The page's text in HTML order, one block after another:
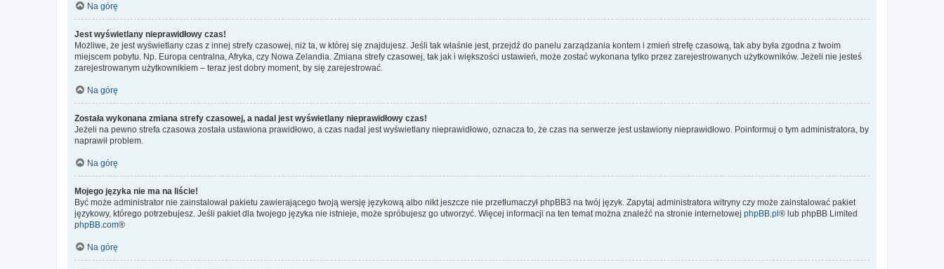
Na górę
Jest wyświetlany nieprawidłowy czas!
Możliwe, że jest wyświetlany czas z innej strefy czasowej, niż ta, w której się znajdujesz. Jeśli tak właśnie jest, przejdź do panelu zarządzania kontem i zmień strefę czasową, tak aby była zgodna z twoim
miejscem pobytu. Np. Europa centralna, Afryka, czy Nowa Zelandia. Zmiana strefy czasowej, tak jak i większości ustawień, może zostać wykonana tylko przez zarejestrowanych użytkowników. Jeżeli nie jesteś
zarejestrowanym użytkownikiem – teraz jest dobry moment, by się zarejestrować.
Na górę
Została wykonana zmiana strefy czasowej, a nadal jest wyświetlany nieprawidłowy czas!
Jeżeli na pewno strefa czasowa została ustawiona prawidłowo, a czas nadal jest wyświetlany nieprawidłowo, oznacza to, że czas na serwerze jest ustawiony nieprawidłowo. Poinformuj o tym administratora, by
naprawił problem.
Na górę
Mojego języka nie ma na liście!
Być może administrator nie zainstalował pakietu zawierającego twoją wersję językową albo nikt jeszcze nie przetłumaczył phpBB3 na twój język. Zapytaj administratora witryny czy może zainstalować pakiet
językowy, którego potrzebujesz. Jeśli pakiet dla twojego języka nie istnieje, może spróbujesz go utworzyć. Więcej informacji na ten temat można znaleźć na stronie internetowej phpBB.pl® lub phpBB Limited
phpBB.com®
Na górę